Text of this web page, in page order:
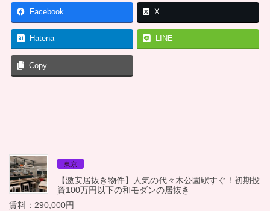
Facebook X
Hatena LINE
Copy
東京
【激安居抜き物件】人気の代々木公園駅すぐ！初期投
資100万円以下の和モダンの居抜き
賃料：290,000円